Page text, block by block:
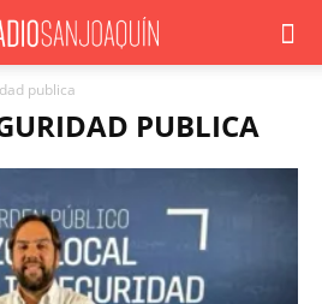
publica
PUBLICA